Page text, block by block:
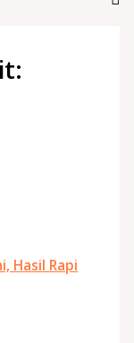
Hasil Rapi